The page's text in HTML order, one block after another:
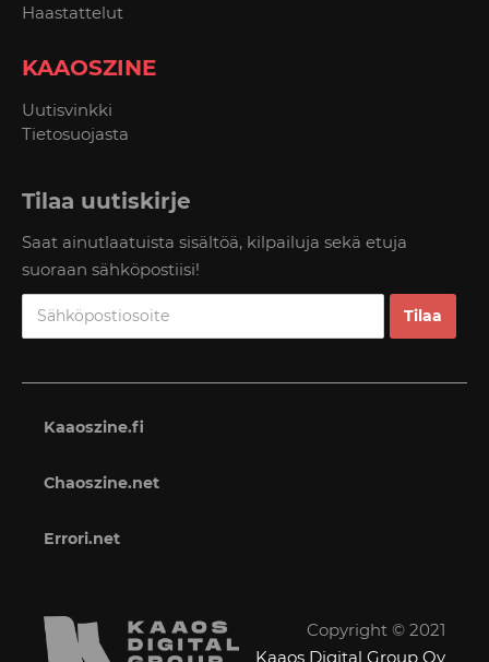
Haastattelut
KAAOSZINE
Uutisvinkki
Tietosuojasta
Tilaa uutiskirje
Saat ainutlaatuista sisältöä, kilpailuja sekä etuja
suoraan sähköpostiisi!
Kaaoszine.fi
Chaoszine.net
Errori.net
Copyright © 2021
Kaaos Digital Group Oy